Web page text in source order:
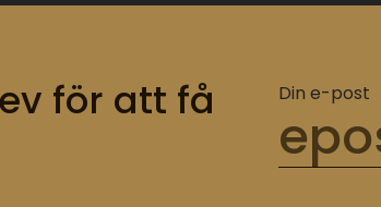
för att få
Din e-post